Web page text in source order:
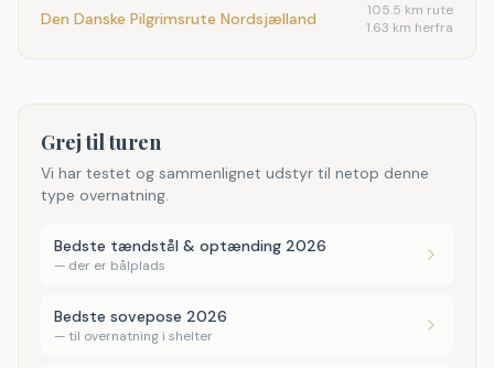
Den Danske Pilgrimsrute Nordsjælland 105.5 km rute
1.63 km herfra
Grej til turen
Vi har testet og sammenlignet udstyr til netop denne
type overnatning.
Bedste tændstål & optænding 2026
— der er bålplads
Bedste sovepose 2026
— til overnatning i shelter